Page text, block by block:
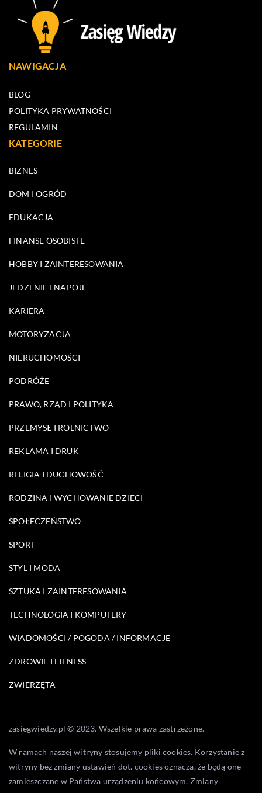
NAWIGACJA
BLOG
POLITYKA PRYWATNOŚCI
REGULAMIN
KATEGORIE
BIZNES
DOM I OGRÓD
EDUKACJA
FINANSE OSOBISTE
HOBBY I ZAINTERESOWANIA
JEDZENIE I NAPOJE
KARIERA
MOTORYZACJA
NIERUCHOMOŚCI
PODRÓŻE
PRAWO, RZĄD I POLITYKA
PRZEMYSŁ I ROLNICTWO
REKLAMA I DRUK
RELIGIA I DUCHOWOŚĆ
RODZINA I WYCHOWANIE DZIECI
SPOŁECZEŃSTWO
SPORT
STYL I MODA
SZTUKA I ZAINTERESOWANIA
TECHNOLOGIA I KOMPUTERY
WIADOMOŚCI / POGODA / INFORMACJE
ZDROWIE I FITNESS
ZWIERZĘTA
zasiegwiedzy.pl © 2023. Wszelkie prawa zastrzeżone.
W ramach naszej witryny stosujemy pliki cookies. Korzystanie z
witryny bez zmiany ustawień dot. cookies oznacza, że będą one
zamieszczane w Państwa urządzeniu końcowym. Zmiany